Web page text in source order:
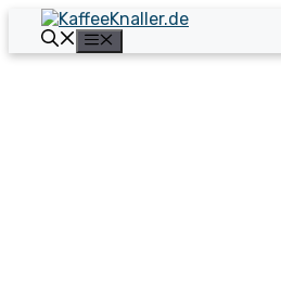
Zum
Inhalt
springen